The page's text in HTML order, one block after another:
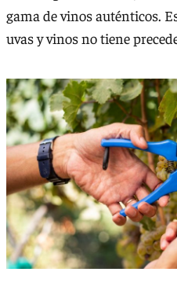
gama de vinos auténticos.
uvas y vinos no tiene